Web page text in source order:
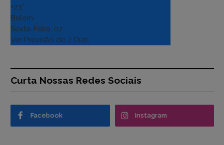
+23°
Belém
Sexta-Feira, 07
Ver Previsão de 7 Dias
Curta Nossas Redes Sociais
Facebook Instagram